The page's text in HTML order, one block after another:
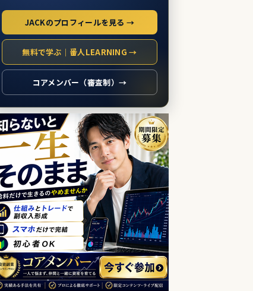
JACKのプロフィールを見る →
無料で学ぶ｜番人LEARNING →
コアメンバー（審査制）→